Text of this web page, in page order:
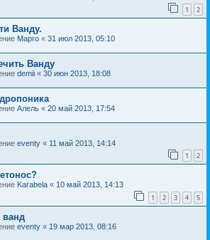
1 2
Ванду.
Марго « 31 июл 2013, 05:10
Ванду
demii « 30 июн 2013, 18:08
Алель « 20 май 2013, 17:54
eventy « 11 май 2013, 14:14
1 2
Karabela « 10 май 2013, 14:13
1 2 3 4 5
ванд
eventy « 19 мар 2013, 08:16